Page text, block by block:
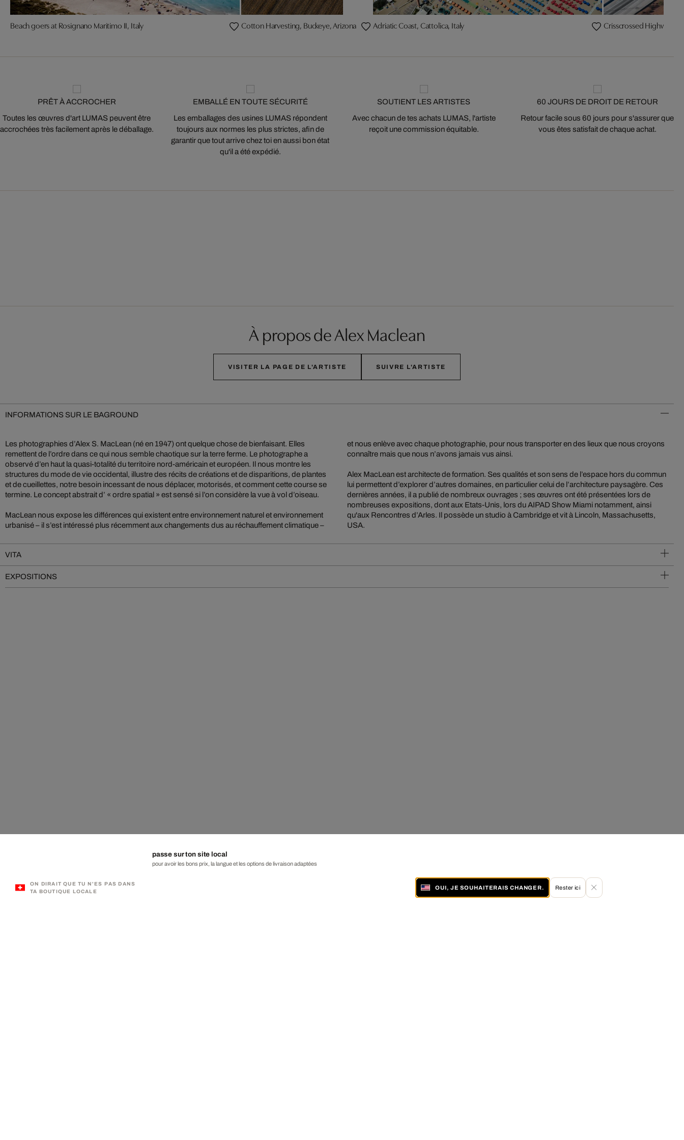
Beach goers at Rosignano Maritimo II, Italy Cotton Harvesting, Buckeye, Arizona Adriatic Coast, Cattolica, Italy Crisscrossed Highway
PRÊT À ACCROCHER
Toutes les œuvres d'art LUMAS peuvent être
accrochées très facilement après le déballage.
EMBALLÉ EN TOUTE SÉCURITÉ
Les emballages des usines LUMAS répondent
toujours aux normes les plus strictes, afin de
garantir que tout arrive chez toi en aussi bon état
qu'il a été expédié.
SOUTIENT LES ARTISTES
Avec chacun de tes achats LUMAS, l'artiste
reçoit une commission équitable.
60 JOURS DE DROIT DE RETOUR
Retour facile sous 60 jours pour s'assurer que
vous êtes satisfait de chaque achat.
À propos de Alex Maclean
VISITER LA PAGE DE L'ARTISTE SUIVRE L'ARTISTE
INFORMATIONS SUR LE BAGROUND
Les photographies d’Alex S. MacLean (né en 1947) ont quelque chose de bienfaisant. Elles
remettent de l’ordre dans ce qui nous semble chaotique sur la terre ferme. Le photographe a
observé d’en haut la quasi-totalité du territoire nord-américain et européen. Il nous montre les
structures du mode de vie occidental, illustre des récits de créations et de disparitions, de plantes
et de cueillettes, notre besoin incessant de nous déplacer, motorisés, et comment cette course se
termine. Le concept abstrait d’ « ordre spatial » est sensé si l’on considère la vue à vol d’oiseau.
MacLean nous expose les différences qui existent entre environnement naturel et environnement
urbanisé – il s’est intéressé plus récemment aux changements dus au réchauffement climatique –
et nous enlève avec chaque photographie, pour nous transporter en des lieux que nous croyons
connaître mais que nous n’avons jamais vus ainsi.
Alex MacLean est architecte de formation. Ses qualités et son sens de l’espace hors du commun
lui permettent d’explorer d’autres domaines, en particulier celui de l’architecture paysagère. Ces
dernières années, il a publié de nombreux ouvrages ; ses œuvres ont été présentées lors de
nombreuses expositions, dont aux Etats-Unis, lors du AIPAD Show Miami notamment, ainsi
qu'aux Rencontres d’Arles. Il possède un studio à Cambridge et vit à Lincoln, Massachusetts,
USA.
VITA
EXPOSITIONS
ON DIRAIT QUE TU N'ES PAS DANS
TA BOUTIQUE LOCALE
passe sur ton site local
pour avoir les bons prix, la langue et les options de livraison adaptées
OUI, JE SOUHAITERAIS CHANGER. Rester ici